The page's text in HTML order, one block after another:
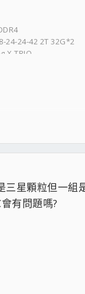
24-24-42 2T 32G*2
X TRIO
)
三星顆粒但一組
有問題嗎?